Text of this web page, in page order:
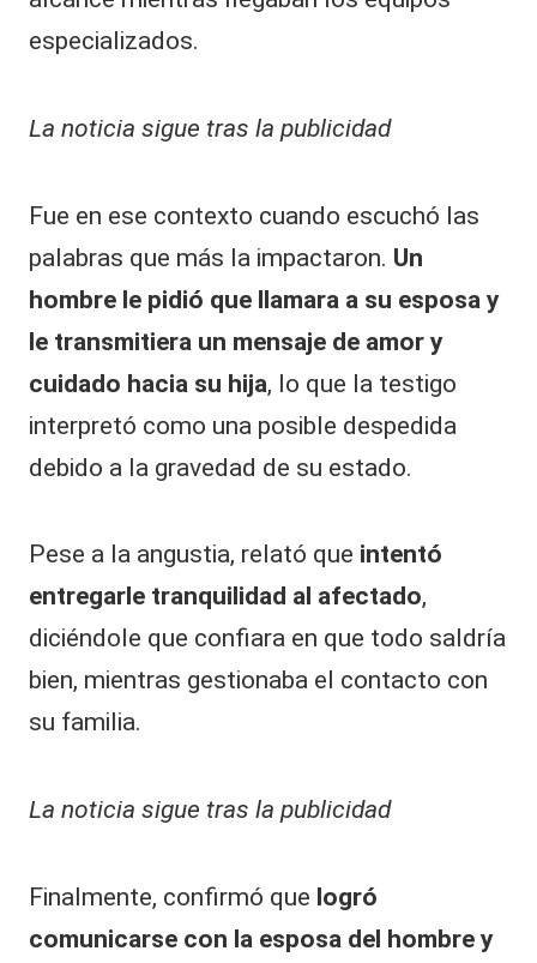
especializados.
La noticia sigue tras la publicidad
Fue en ese contexto cuando escuchó las
palabras que más la impactaron. Un
hombre le pidió que llamara a su esposa y
le transmitiera un mensaje de amor y
cuidado hacia su hija, lo que la testigo
interpretó como una posible despedida
debido a la gravedad de su estado.
Pese a la angustia, relató que intentó
entregarle tranquilidad al afectado,
diciéndole que confiara en que todo saldría
bien, mientras gestionaba el contacto con
su familia.
La noticia sigue tras la publicidad
Finalmente, confirmó que logró
comunicarse con la esposa del hombre y